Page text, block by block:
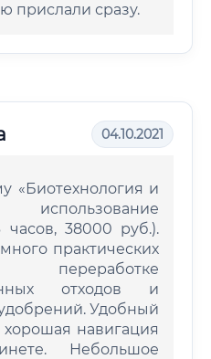
прислали сразу.
04.10.2021
«Биотехнология и
часов, 38000 руб.).
практических
отходов и
Удобный
навигация
Небольшое